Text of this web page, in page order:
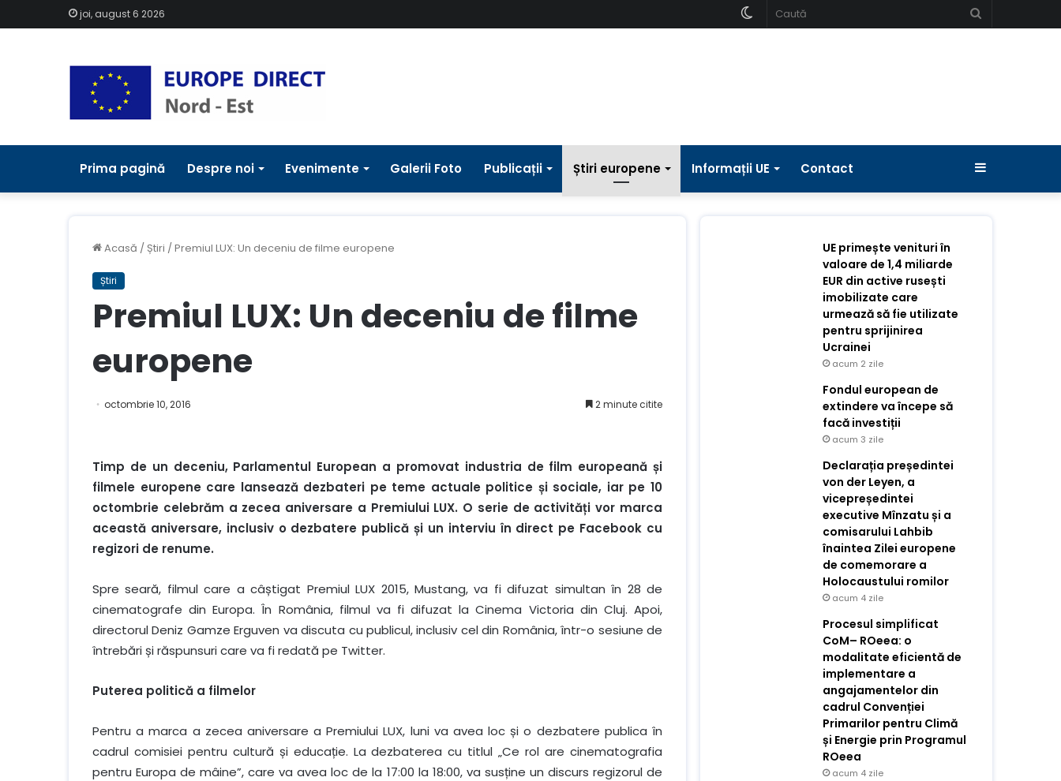
joi, august 6 2026
Schimbați
Prima pagină Despre noi Evenimente Galerii Foto Publicații Știri europene Informații UE Contact Bara
Acasă / Știri /Premiul LUX: Un deceniu de filme europene
Știri
Premiul LUX: Un deceniu de filme
europene
octombrie 10, 2016 2 minute citite
Timp de un deceniu, Parlamentul European a promovat industria de film europeană și
filmele europene care lansează dezbateri pe teme actuale politice și sociale, iar pe 10
octombrie celebrăm a zecea aniversare a Premiului LUX. O serie de activități vor marca
această aniversare, inclusiv o dezbatere publică și un interviu în direct pe Facebook cu
regizori de renume.
Spre seară, filmul care a câștigat Premiul LUX 2015, Mustang, va fi difuzat simultan în 28 de
cinematografe din Europa. În România, filmul va fi difuzat la Cinema Victoria din Cluj. Apoi,
directorul Deniz Gamze Erguven va discuta cu publicul, inclusiv cel din România, într-o sesiune de
întrebări și răspunsuri care va fi redată pe Twitter.
Puterea politică a filmelor
Pentru a marca a zecea aniversare a Premiului LUX, luni va avea loc și o dezbatere publica în
cadrul comisiei pentru cultură și educație. La dezbaterea cu titlul „Ce rol are cinematografia
pentru Europa de mâine”, care va avea loc de la 17:00 la 18:00, va susține un discurs regizorul de
UE primește venituri în
valoare de 1,4 miliarde
EUR din active rusești
imobilizate care
urmează să fie utilizate
pentru sprijinirea
Ucrainei
acum 2 zile
Fondul european de
extindere va începe să
facă investiții
acum 3 zile
Declarația președintei
von der Leyen, a
vicepreședintei
executive Mînzatu și a
comisarului Lahbib
înaintea Zilei europene
de comemorare a
Holocaustului romilor
acum 4 zile
Procesul simplificat
CoM– ROeea: o
modalitate eficientă de
implementare a
angajamentelor din
cadrul Convenției
Primarilor pentru Climă
și Energie prin Programul
ROeea
acum 4 zile